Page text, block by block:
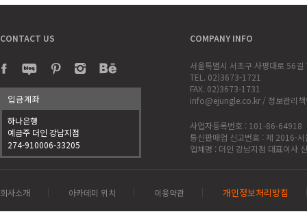
CONTACT US
입금계좌
하나은행
예금주 더인 강남지점
274-910006-33205
COMPANY INFO
서울특별시 서초구 사평대로 56
TEL. 02)3673-1721
FAX. 02)3673-1731
info@ejungle.co.kr / 정보관리책
사업자등록번호 : 101-86-64918
통신판매업 신고번호 : 제 2016-
업체명 : 더인 강남지점 대표이사
회사소개 아카데미 위치 이용약관 개인정보처리방침